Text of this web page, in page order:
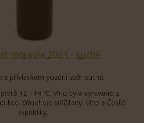
moravia 2024 - suché
s přívlaskem pozdní sběr suché.
12 - 14 ºC. Víno bylo vyroveno z
Obsahuje siřičitany. Víno z České
republiky.